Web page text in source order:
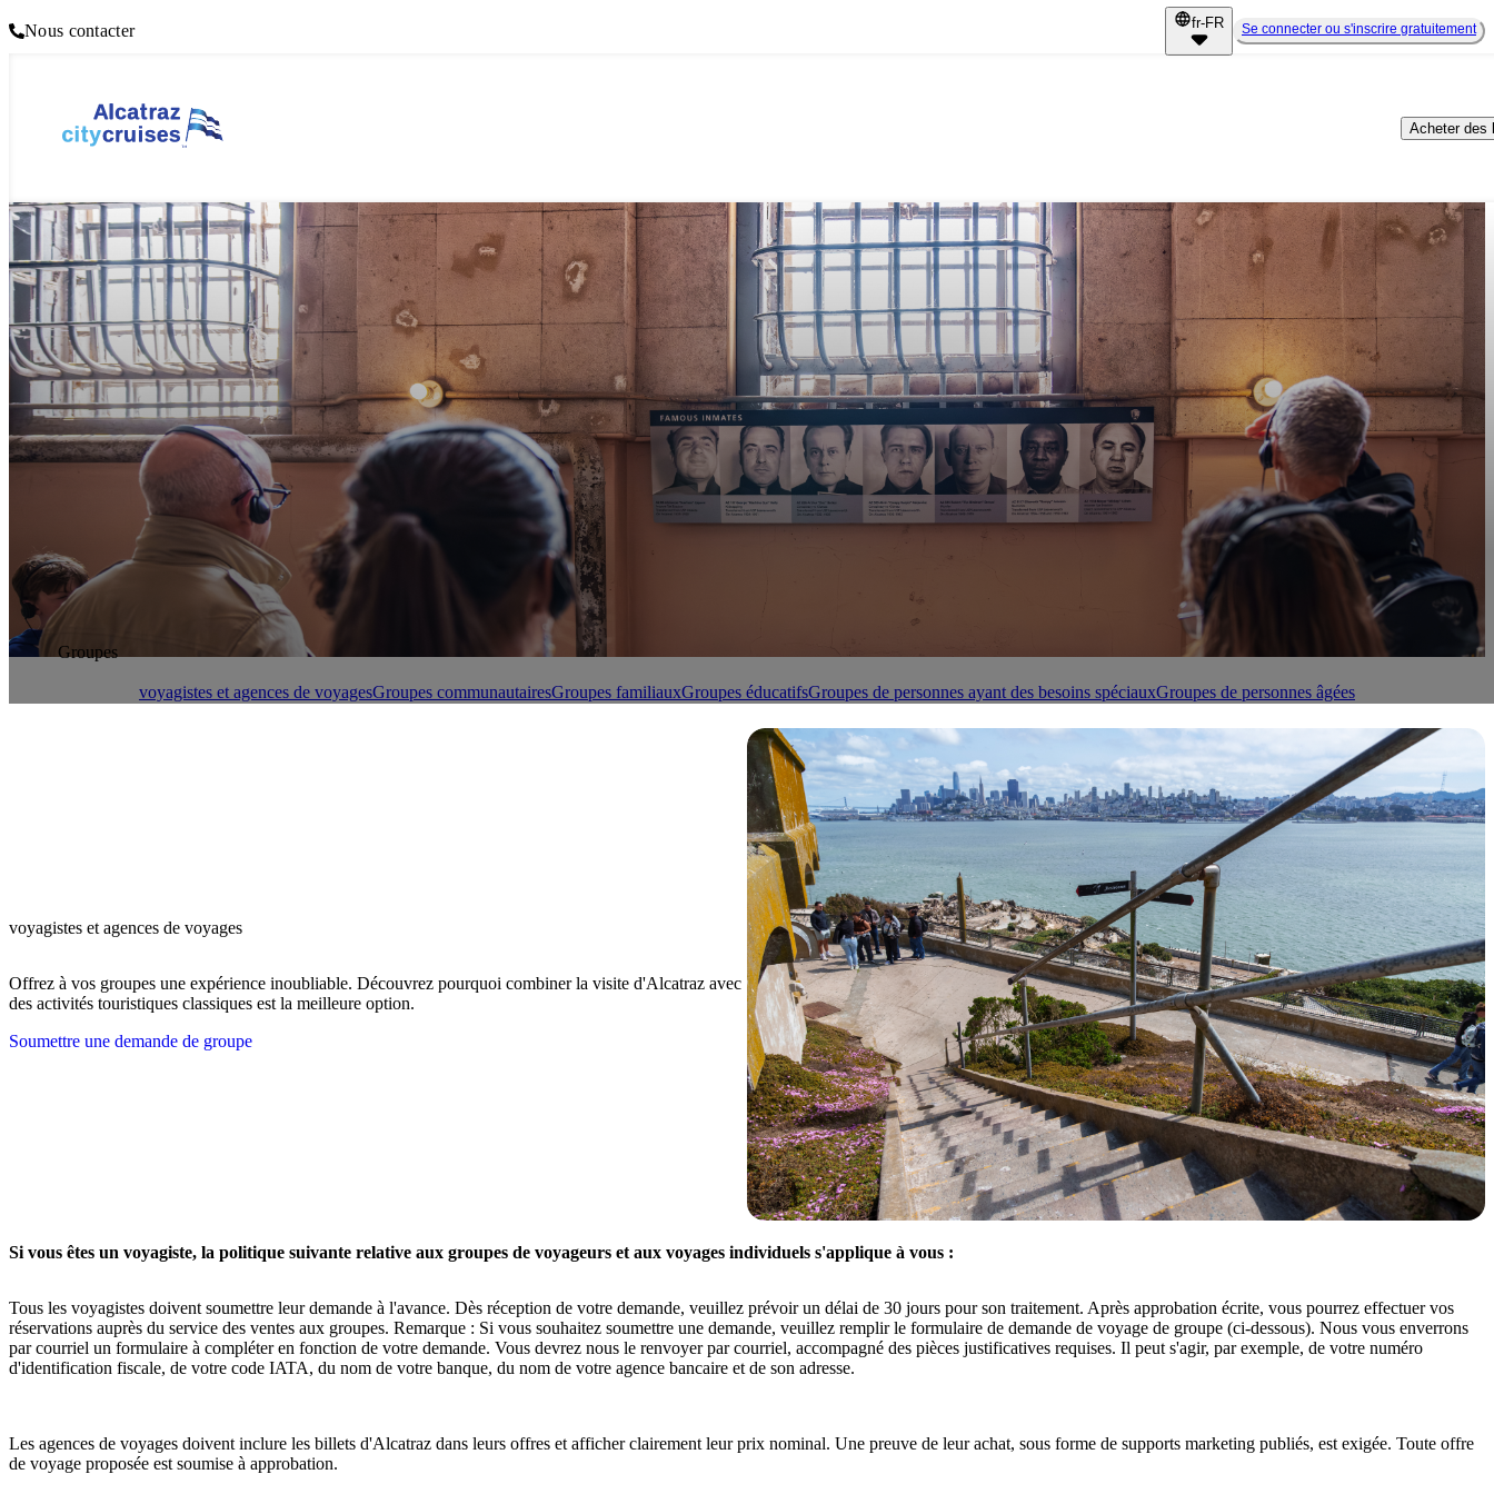
Nous contacter fr-FR Se connecter ou s'inscrire gratuitement
Acheter des
Groupes
voyagistes et agences de voyagesGroupes communautairesGroupes familiauxGroupes éducatifsGroupes de personnes ayant des besoins spéciauxGroupes de personnes âgées
voyagistes et agences de voyages
Offrez à vos groupes une expérience inoubliable. Découvrez pourquoi combiner la visite d'Alcatraz avec
des activités touristiques classiques est la meilleure option.
Soumettre une demande de groupe
Si vous êtes un voyagiste, la politique suivante relative aux groupes de voyageurs et aux voyages individuels s'applique à vous :
Tous les voyagistes doivent soumettre leur demande à l'avance. Dès réception de votre demande, veuillez prévoir un délai de 30 jours pour son traitement. Après approbation écrite, vous pourrez effectuer vos
réservations auprès du service des ventes aux groupes. Remarque : Si vous souhaitez soumettre une demande, veuillez remplir le formulaire de demande de voyage de groupe (ci-dessous). Nous vous enverrons
par courriel un formulaire à compléter en fonction de votre demande. Vous devrez nous le renvoyer par courriel, accompagné des pièces justificatives requises. Il peut s'agir, par exemple, de votre numéro
d'identification fiscale, de votre code IATA, du nom de votre banque, du nom de votre agence bancaire et de son adresse.
Les agences de voyages doivent inclure les billets d'Alcatraz dans leurs offres et afficher clairement leur prix nominal. Une preuve de leur achat, sous forme de supports marketing publiés, est exigée. Toute offre
de voyage proposée est soumise à approbation.